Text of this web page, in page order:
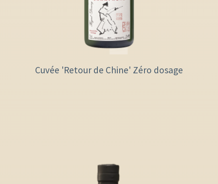
Cuvée 'Retour de Chine' Zéro dosage